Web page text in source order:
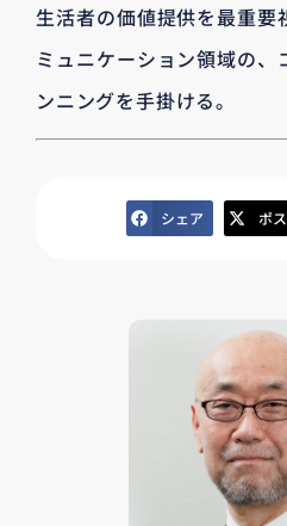
生活者の価値提供を最重要
ミュニケーション領域の、
ンニングを手掛ける。
シェア ポ